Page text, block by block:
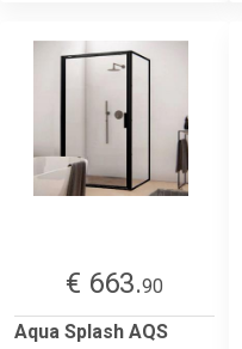
€ 663.90
Aqua Splash AQS